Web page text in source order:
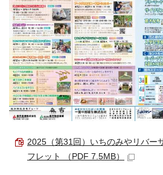
2025（第31回）いちのみやリバー
フレット （PDF 7.5MB）